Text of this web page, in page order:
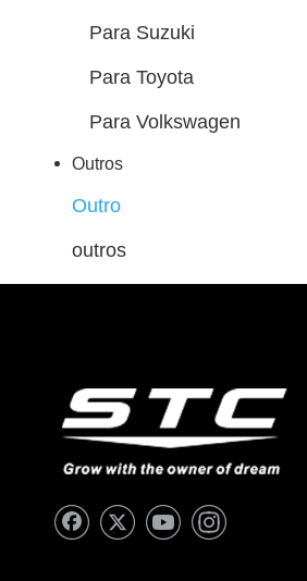
Para Suzuki
Para Toyota
Para Volkswagen
Outros
Outro
outros